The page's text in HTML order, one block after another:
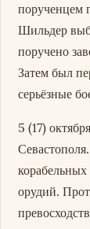
порученцем
Шильдер
поручено
Затем был
серьёзные
5 (17)
орудий.